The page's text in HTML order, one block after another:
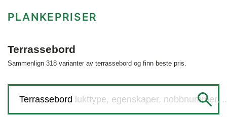
PLANKEPRISER
Terrassebord
Sammenlign 318 varianter av terrassebord og finn beste pris.
Søk etter produkttype, egenskaper, nobbnummer,
Terrassebord